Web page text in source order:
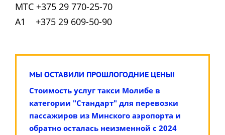
МТС +375 29 770-25-70
А1 +375 29 609-50-90
МЫ ОСТАВИЛИ ПРОШЛОГОДНИЕ ЦЕНЫ!
Стоимость услуг такси Молибе в
категории "Стандарт" для перевозки
пассажиров из Минского аэропорта и
обратно осталась неизменной с 2024